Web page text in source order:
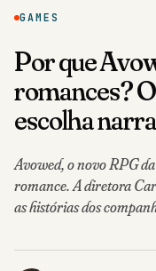
GAMES
Por que
romances?
escolha
Avowed, o novo RPG
romance. A diretora
as histórias dos